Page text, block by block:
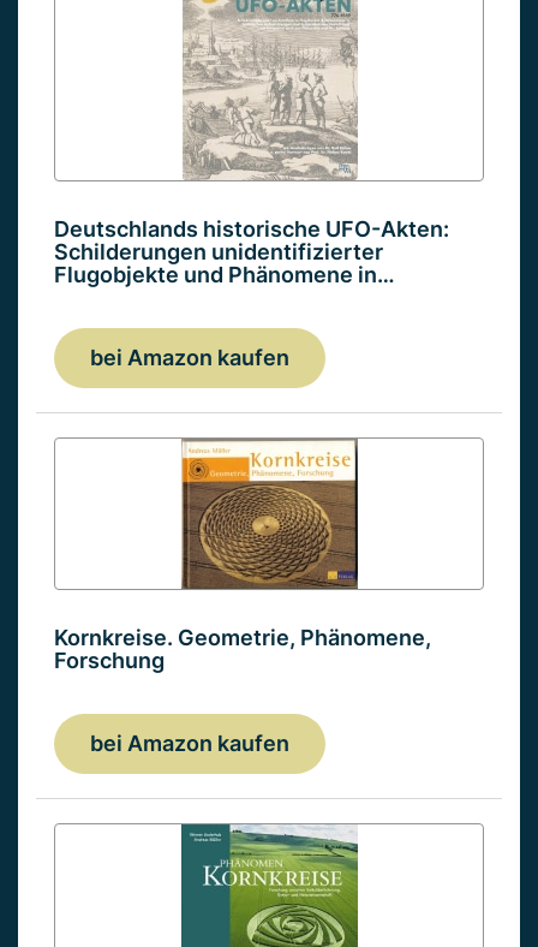
Deutschlands historische UFO-Akten:
Schilderungen unidentifizierter
Flugobjekte und Phänomene in…
bei Amazon kaufen
Kornkreise. Geometrie, Phänomene,
Forschung
bei Amazon kaufen